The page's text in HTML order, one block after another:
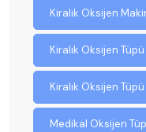
Kiralık Oksijen
Kiralık Oksijen Tüpü
Kiralık Oksijen
Medikal Oksijen